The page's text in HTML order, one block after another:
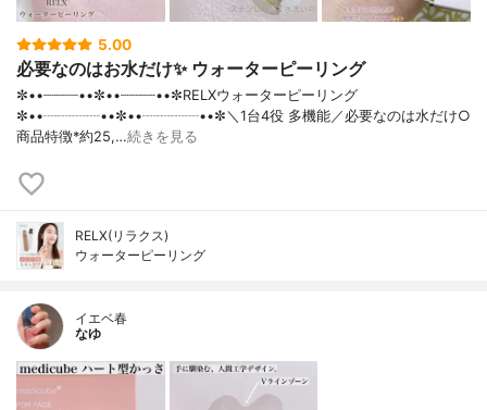
5.00
必要なのはお水だけ✨ ウォーターピーリング
✼••┈┈┈┈••✼••┈┈┈┈••✼RELXウォーターピーリング
✼••┈┈┈┈••✼••┈┈┈┈••✼＼1台4役 多機能／必要なのは水だけ○
商品特徴*約25,…続きを見る
RELX(リラクス)
ウォーターピーリング
イエベ春
なゆ